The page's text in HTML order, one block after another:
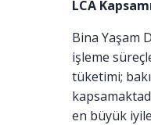
LCA
Bina Yaşam
işleme
tüketimi;
en büyük